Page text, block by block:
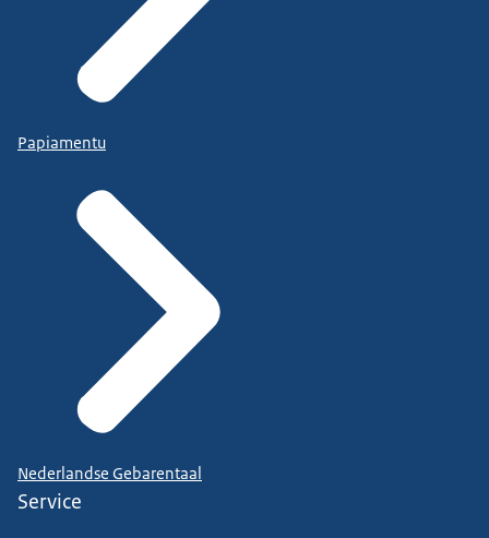
Papiamentu
Nederlandse Gebarentaal
Service